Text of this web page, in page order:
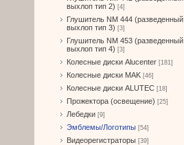
выхлоп тип 2) [4]
Глушитель NM 444 (разведенный
выхлоп тип 3) [3]
Глушитель NM 453 (разведенный
выхлоп тип 4) [3]
Колесные диски Alucenter [181]
Колесные диски MAK [46]
Колесные диски ALUTEC [18]
Прожектора (освещение) [25]
Лебедки [9]
Эмблемы/Логотипы [54]
Видеорегистраторы [39]